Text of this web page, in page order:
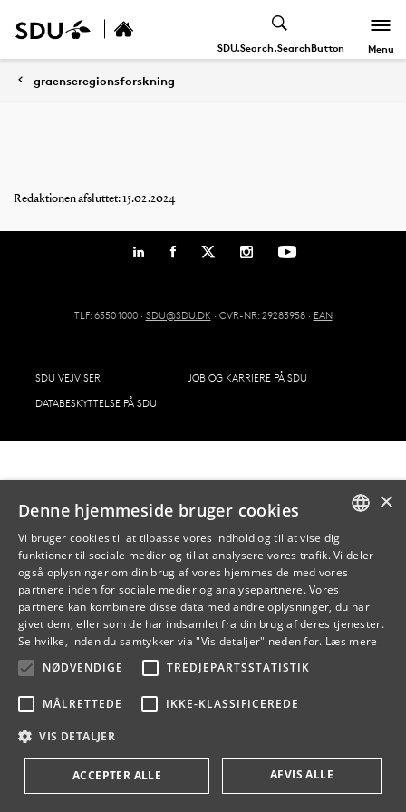
SDU.Search.SearchButton Menu
graenseregionsforskning
Redaktionen afsluttet: 15.02.2024
TLF: 6550 1000 · SDU@SDU.DK · CVR-NR: 29283958 · EAN
SDU VEJVISER
JOB OG KARRIERE PÅ SDU
DATABESKYTTELSE PÅ SDU
DANISH
DANISH
×
Denne hjemmeside bruger cookies
Vi bruger cookies til at tilpasse vores indhold og til at vise dig
funktioner til sociale medier og til at analysere vores trafik. Vi deler
også oplysninger om din brug af vores hjemmeside med vores
partnere inden for sociale medier og analysepartnere. Vores
partnere kan kombinere disse data med andre oplysninger, du har
givet dem, eller som de har indsamlet fra din brug af deres tjenester.
Se hvilke, inden du samtykker via "Vis detaljer" neden for. Læs mere
NØDVENDIGE
TREDJEPARTSSTATISTIK
MÅLRETTEDE IKKE-KLASSIFICEREDE
VIS DETALJER
ACCEPTER ALLE AFVIS ALLE